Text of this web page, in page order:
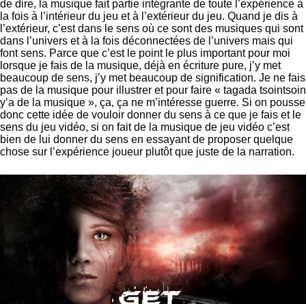
de dire, la musique fait partie intégrante de toute l’expérience à
la fois à l’intérieur du jeu et à l’extérieur du jeu. Quand je dis à
l’extérieur, c’est dans le sens où ce sont des musiques qui sont
dans l’univers et à la fois déconnectées de l’univers mais qui
font sens. Parce que c’est le point le plus important pour moi
lorsque je fais de la musique, déjà en écriture pure, j’y met
beaucoup de sens, j’y met beaucoup de signification. Je ne fais
pas de la musique pour illustrer et pour faire « tagada tsointsoin
y’a de la musique », ça, ça ne m’intéresse guerre. Si on pousse
donc cette idée de vouloir donner du sens à ce que je fais et le
sens du jeu vidéo, si on fait de la musique de jeu vidéo c’est
bien de lui donner du sens en essayant de proposer quelque
chose sur l’expérience joueur plutôt que juste de la narration.